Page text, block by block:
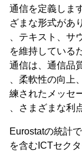
通信を定義しま
ざまな形式があ
、テキスト、サ
を維持している
通信は、通信品
、柔軟性の向
練されたメッセ
、さまざまな利
Eurostatの統計
を含むICTセク